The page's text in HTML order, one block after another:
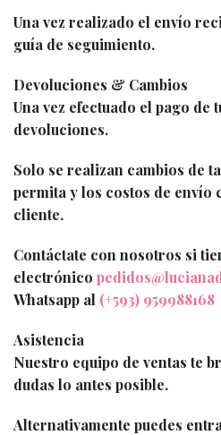
Una vez realizado el envío
guía de seguimiento.
Devoluciones & Cambios
Una vez efectuado el pago de
devoluciones.
Solo se realizan cambios de
permita y los costos de
cliente.
Contáctate con nosotros si
electrónico
Whatsapp al (+593) 959988168
Asistencia
Nuestro equipo de ventas te
dudas lo antes posible.
Alternativamente puedes